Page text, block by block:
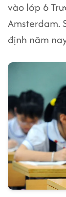
vào lớp 6
Amsterdam.
định năm